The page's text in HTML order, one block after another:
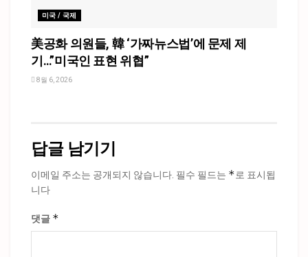
미국 / 국제
美공화 의원들, 韓 ‘가짜뉴스법’에 문제 제
기…”미국인 표현 위협”
8월 6, 2026
답글 남기기
이메일 주소는 공개되지 않습니다. 필수 필드는 *로 표시됩
니다
댓글 *